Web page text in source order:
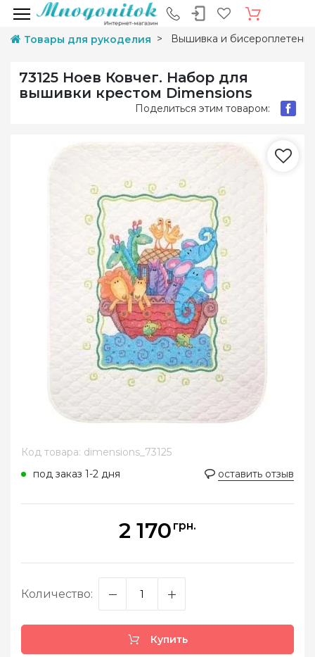
Товары для рукоделия Вышивка и
73125 Ноев Ковчег. Набор для
вышивки крестом Dimensions
Поделиться этим товаром:
Код товара: dimensions_73125
под заказ 1-2 дня
оставить отзыв
2 170 грн.
Количество:
Купить